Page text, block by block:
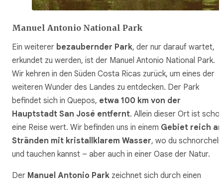
Manuel Antonio National Park
Ein weiterer bezaubernder Park, der nur darauf wartet,
erkundet zu werden, ist der Manuel Antonio National Park.
Wir kehren in den Süden Costa Ricas zurück, um eines der
weiteren Wunder des Landes zu entdecken. Der Park
befindet sich in Quepos, etwa 100 km von der
Hauptstadt San José entfernt. Allein dieser Ort ist
eine Reise wert. Wir befinden uns in einem Gebiet reich an
Stränden mit kristallklarem Wasser, wo du schnorcheln
und tauchen kannst – aber auch in einer Oase der Natur.
Der Manuel Antonio Park zeichnet sich durch einen